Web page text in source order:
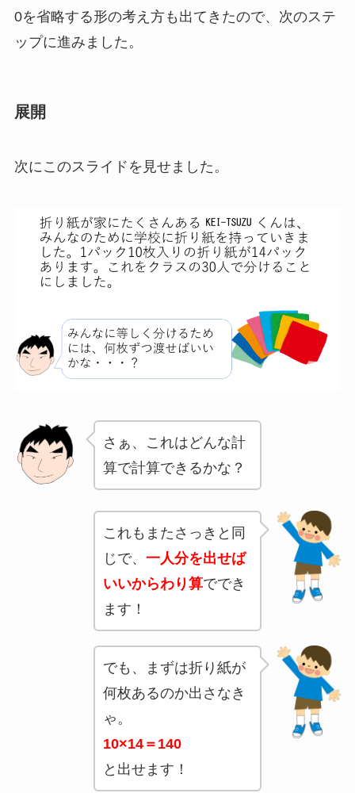
0を省略する形の考え方も出てきたので、次のステ
ップに進みました。
展開
次にこのスライドを見せました。
さぁ、これはどんな計
算で計算できるかな？
これもまたさっきと同
じで、 一人分を出せば
いいからわり算ででき
ます！
でも、まずは折り紙が
何枚あるのか出さなき
ゃ。
10×14＝140
と出せます！